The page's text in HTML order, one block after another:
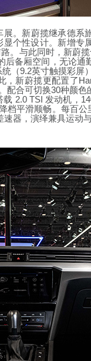
。新蔚揽继承德系
个性设计。新增专
。与此同时，新蔚
后备厢空间，无论通
统（9.2英寸触摸彩屏
，新蔚揽更配置了
配合可切换30种颜色
载 2.0 TSI 发动机，
降档平滑顺畅。每百公
速器，演绎兼具运动